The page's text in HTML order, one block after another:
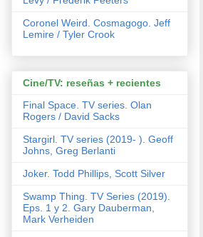
Coronel Weird. Cosmagogo. Jeff
Lemire / Tyler Crook
Cine/TV: reseñas + recientes
Final Space. TV series. Olan
Rogers / David Sacks
Stargirl. TV series (2019- ). Geoff
Johns, Greg Berlanti
Joker. Todd Phillips, Scott Silver
Swamp Thing. TV Series (2019).
Eps. 1 y 2. Gary Dauberman,
Mark Verheiden